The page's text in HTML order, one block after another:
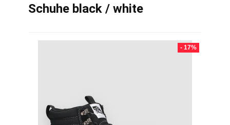
Schuhe black / white
- 17%